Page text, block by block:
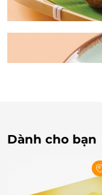
ông gianấm
Dành cho bạn